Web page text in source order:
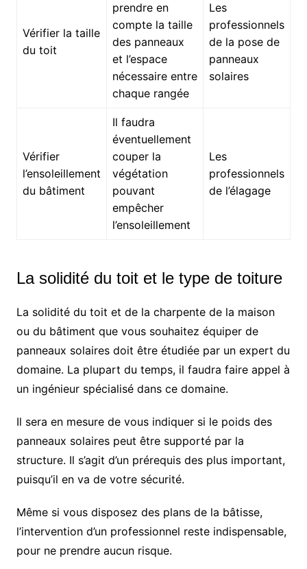
Vérifier la taille
du toit
prendre en
compte la taille
des panneaux
et l’espace
nécessaire entre
chaque rangée
Les
professionnels
de la pose de
panneaux
solaires
Vérifier
l’ensoleillement
du bâtiment
Il faudra
éventuellement
couper la
végétation
pouvant
empêcher
l’ensoleillement
Les
professionnels
de l’élagage
La solidité du toit et le type de toiture
La solidité du toit et de la charpente de la maison
ou du bâtiment que vous souhaitez équiper de
panneaux solaires doit être étudiée par un expert du
domaine. La plupart du temps, il faudra faire appel à
un ingénieur spécialisé dans ce domaine.
Il sera en mesure de vous indiquer si le poids des
panneaux solaires peut être supporté par la
structure. Il s’agit d’un prérequis des plus important,
puisqu’il en va de votre sécurité.
Même si vous disposez des plans de la bâtisse,
l’intervention d’un professionnel reste indispensable,
pour ne prendre aucun risque.